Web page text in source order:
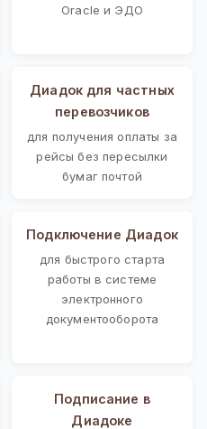
Oracle и ЭДО
Диадок для частных
перевозчиков
для получения оплаты за
рейсы без пересылки
бумаг почтой
Подключение Диадок
для быстрого старта
работы в системе
электронного
документооборота
Подписание в
Диадоке